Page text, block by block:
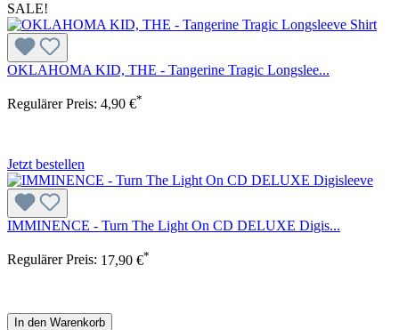
SALE!
OKLAHOMA KID, THE - Tangerine Tragic Longslee...
Regulärer Preis: 4,90 €*
Jetzt bestellen
IMMINENCE - Turn The Light On CD DELUXE Digis...
Regulärer Preis: 17,90 €*
In den Warenkorb